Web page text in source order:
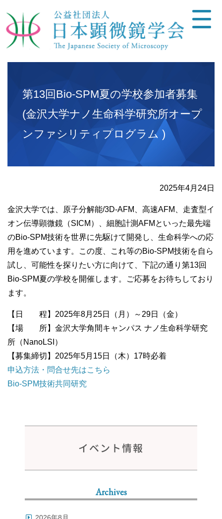
第13回Bio-SPM夏の学校参加者募集
(金沢大学ナノ生命科学研究所オープ
ンファシリティプログラム )
2025年4月24日
金沢大学では、原子分解能/3D-AFM、高速AFM、走査型イ
オン伝導顕微鏡（SICM）、細胞計測AFMといった最先端
のBio-SPM技術を世界に先駆けて開発し、生命科学への応
用を進めています。この度、これ等のBio-SPM技術を自ら
試し、可能性を探りたい方に向けて、下記の通り第13回
Bio-SPM夏の学校を開催します。ご応募をお待ちしており
ます。
【日 程】2025年8月25日（月）～29日（金）
【場 所】金沢大学角間キャンパス ナノ生命科学研究
所（NanoLSI）
【募集締切】2025年5月15日（木）17時必着
申込方法・問合せ先はこちら
Bio-SPM技術共同研究
イベント情報
Archives